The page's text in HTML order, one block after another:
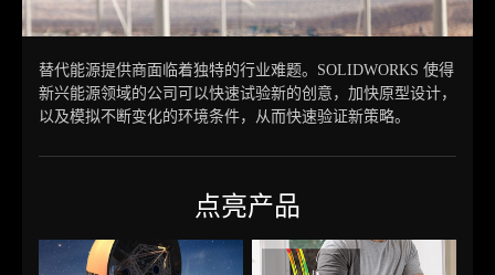
替代能源提供商面临着独特的行业难题。SOLIDWORKS 使得
新兴能源领域的公司可以快速试验新的创意，加快原型设计，
以及模拟不断变化的环境条件，从而快速验证新策略。
点亮产品